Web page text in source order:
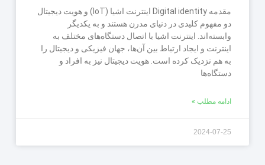
مقدمه Digital identity اینترنت اشیا (IoT) و هویت دیجیتال
دو مفهوم کلیدی در دنیای مدرن هستند و به یکدیگر
وابسته‌اند. اینترنت اشیا با اتصال دستگاه‌های مختلف به
اینترنت و ایجاد ارتباط بین آن‌ها، جهان فیزیکی و دیجیتال را
به هم نزدیک کرده است. هویت دیجیتال نیز به افراد و
دستگاه‌ها
ادامه مطلب »
2024-07-25